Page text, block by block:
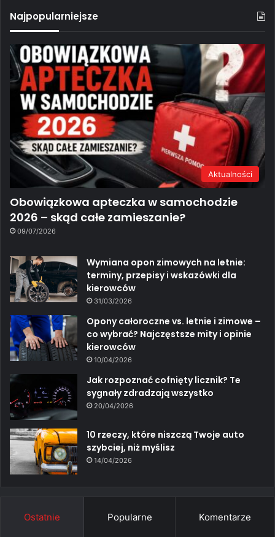
Najpopularniejsze
Aktualności
Obowiązkowa apteczka w samochodzie
2026 – skąd całe zamieszanie?
09/07/2026
Wymiana opon zimowych na letnie:
terminy, przepisy i wskazówki dla
kierowców
31/03/2026
Opony całoroczne vs. letnie i zimowe –
co wybrać? Najczęstsze mity i opinie
kierowców
10/04/2026
Jak rozpoznać cofnięty licznik? Te
sygnały zdradzają wszystko
20/04/2026
10 rzeczy, które niszczą Twoje auto
szybciej, niż myślisz
14/04/2026
Ostatnie Popularne Komentarze